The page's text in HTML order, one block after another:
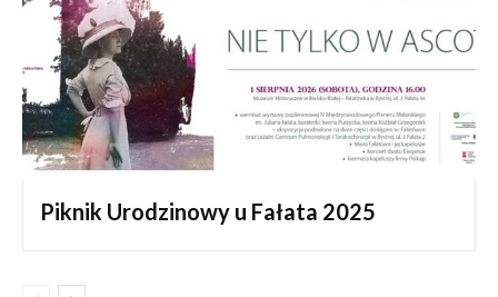
Piknik Urodzinowy u Fałata 2025